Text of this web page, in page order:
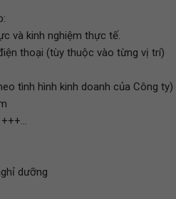
và kinh nghiệm thực tế.
thoại (tùy thuộc vào từng vị trí)
tình hình kinh doanh của Công ty)
dưỡng